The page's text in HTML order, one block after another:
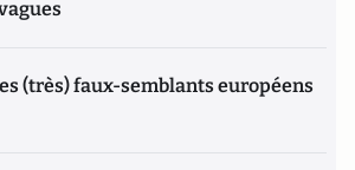
(très) faux-semblants européens